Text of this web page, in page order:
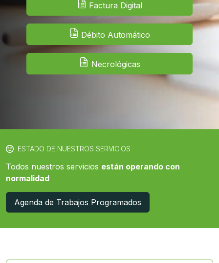
Factura Digital
Débito Automático
Necrológicas
ESTADO DE NUESTROS SERVICIOS
Todos nuestros servicios están operando con
normalidad
Agenda de Trabajos Programados